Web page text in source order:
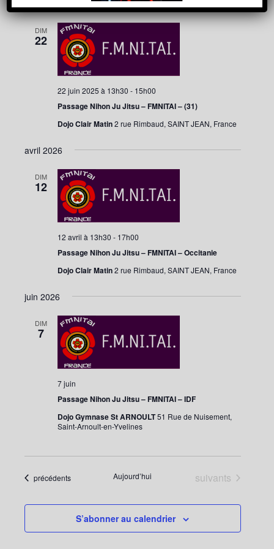
une
date.
DIM
22
Passage Nihon Ju Jitsu – FMNITAI – (31)
22 juin 2025 à 13h30 - 15h00
Dojo Clair Matin2 rue Rimbaud, SAINT JEAN, France
avril 2026
DIM
12
Passage Nihon Ju Jitsu – FMNITAI – Occitanie
12 avril à 13h30 - 17h00
Dojo Clair Matin2 rue Rimbaud, SAINT JEAN, France
juin 2026
DIM
7
Passage Nihon Ju Jitsu – FMNITAI – IDF
7 juin
Dojo Gymnase St ARNOULT51 Rue de Nuisement,
Saint-Arnoult-en-Yvelines
Évènements
précédents Aujourd’hui Évènements
suivants
S’abonner au calendrier